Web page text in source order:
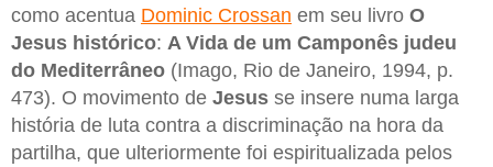
como acentua Dominic Crossan em seu livro O
Jesus histórico: A Vida de um Camponês judeu
do Mediterrâneo (Imago, Rio de Janeiro, 1994, p.
473). O movimento de Jesus se insere numa larga
história de luta contra a discriminação na hora da
partilha, que ulteriormente foi espiritualizada pelos